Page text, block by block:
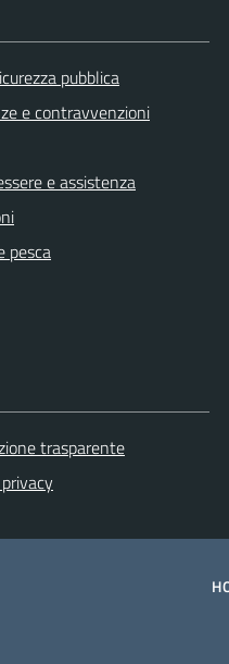
pubblica
e contravvenzioni
e assistenza
pesca
trasparente
feedback